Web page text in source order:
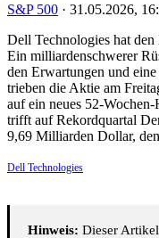
S&P 500 · 31.05.2026,
Dell Technologies hat den
Ein milliardenschwerer
den Erwartungen und eine
trieben die Aktie am
auf ein neues 52-
trifft auf Rekordquartal
9,69 Milliarden Dollar,
Dell Technologies
Hinweis: Dieser